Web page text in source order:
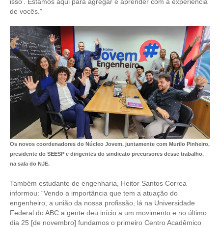
GUIA DAS ENGENHARIAS
CONTATO
CURSOS
ENGENHEIRO EMPREENDEDOR
SEESP EDUCAÇÃO
PLATAFORMAS GRATUITAS
BENEFÍCIOS
APOSENTADORIA
PLANO DE SAÚDE
SEESPPREV
de vocês.”
Os novos coordenadores do Núcleo Jovem, juntamente com Murilo Pinheiro,
presidente do SEESP e dirigentes do sindicato precursores desse trabalho,
na sala do NJE.
Também estudante de engenharia, Heitor Santos Correa
informou: “Vendo a importância que tem a atuação do
engenheiro, a união da nossa profissão, lá na Universidade
Federal do ABC a gente deu início a um movimento e no último
dia 25 [de novembro] fundamos o primeiro Centro Acadêmico